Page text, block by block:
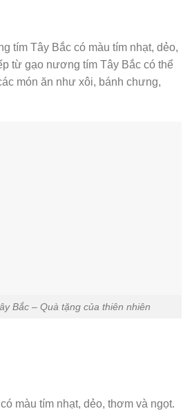
tím Tây Bắc có màu tím nhạt, dẻo,
từ gạo nương tím Tây Bắc có thể
món ăn như xôi, bánh chưng,
Bắc – Quà tặng của thiên nhiên
có màu tím nhạt, dẻo, thơm và ngọt.